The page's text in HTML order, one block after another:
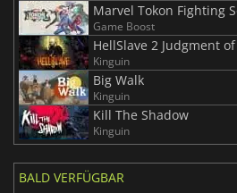
Marvel Tokon Fighting
Game Boost
HellSlave 2 Judgment
Kinguin
Big Walk
Kinguin
Kill The Shadow
Kinguin
BALD VERFÜGBAR